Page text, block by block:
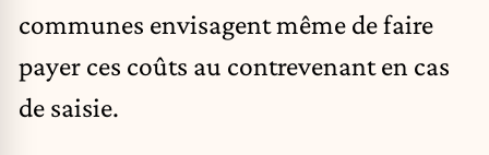
communes envisagent même de faire
payer ces coûts au contrevenant en cas
de saisie.